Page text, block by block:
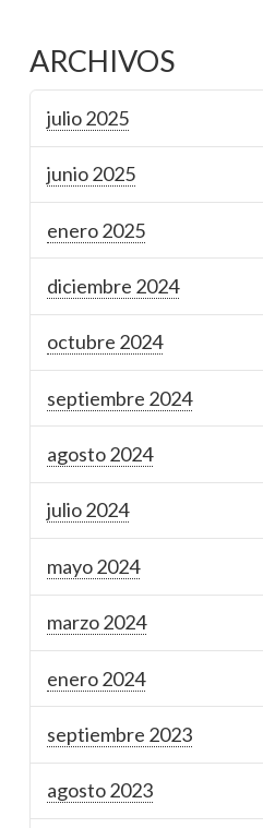
ARCHIVOS
julio 2025
junio 2025
enero 2025
diciembre 2024
octubre 2024
septiembre 2024
agosto 2024
julio 2024
mayo 2024
marzo 2024
enero 2024
septiembre 2023
agosto 2023